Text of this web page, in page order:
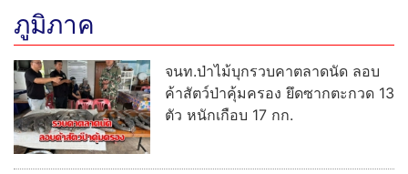
ภูมิภาค
จนท.ป่าไม้บุกรวบคาตลาดนัด ลอบ
ค้าสัตว์ป่าคุ้มครอง ยึดซากตะกวด 13
ตัว หนักเกือบ 17 กก.